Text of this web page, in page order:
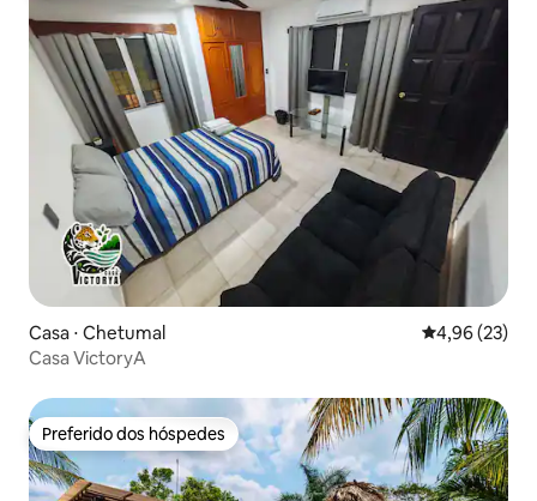
Casa ⋅ Chetumal 4,96 de uma
4,96 (23)
Casa VictoryA
Preferido dos hóspedes
Preferido dos hóspedes